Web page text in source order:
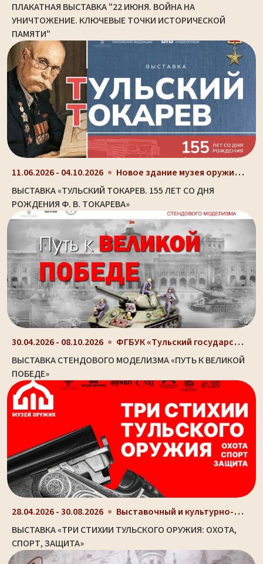
ПЛАКАТНАЯ ВЫСТАВКА "22 ИЮНЯ. ВОЙНА НА
УНИЧТОЖЕНИЕ. КЛЮЧЕВЫЕ ТОЧКИ ИСТОРИЧЕСКОЙ
ПАМЯТИ"
11.06.2026 - 04.10.2026 Новое здание музея оружия (ул. Октябрьская, д. 2)
ВЫСТАВКА «ТУЛЬСКИЙ ТОКАРЕВ. 155 ЛЕТ СО ДНЯ
РОЖДЕНИЯ Ф. В. ТОКАРЕВА»
30.04.2026 - 08.10.2026 ФГБУК «Тульский государственный музей оружия», г....
ВЫСТАВКА СТЕНДОВОГО МОДЕЛИЗМА «ПУТЬ К ВЕЛИКОЙ
ПОБЕДЕ»
28.04.2026 - 30.08.2026 Выставочный и культурно-просветительный центр Туль...
ВЫСТАВКА «ТРИ СТИХИИ ТУЛЬСКОГО ОРУЖИЯ: ОХОТА,
СПОРТ, ЗАЩИТА»